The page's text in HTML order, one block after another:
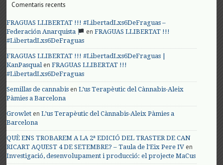
Comentaris recents
FRAGUAS LLIBERTAT !!! #LibertadLxs6DeFraguas –
Federación Anarquista
enFRAGUAS LLIBERTAT !!!
#LibertadLxs6DeFraguas
FRAGUAS LLIBERTAT !!! #LibertadLxs6DeFraguas |
KanPasqualenFRAGUAS LLIBERTAT !!!
#LibertadLxs6DeFraguas
Semillas de cannabis enL’us Terapèutic del Cànnabis-Aleix
Pàmies a Barcelona
Growlet enL’us Terapèutic del Cànnabis-Aleix Pàmies a
Barcelona
QUÈ ENS TROBAREM A LA 2ª EDICIÓ DEL TRASTER DE CAN
RICART AQUEST 4 DE SETEMBRE? – Taula de l'Eix Pere IV en
Investigació, desenvolupament i producció: el projecte MaCus